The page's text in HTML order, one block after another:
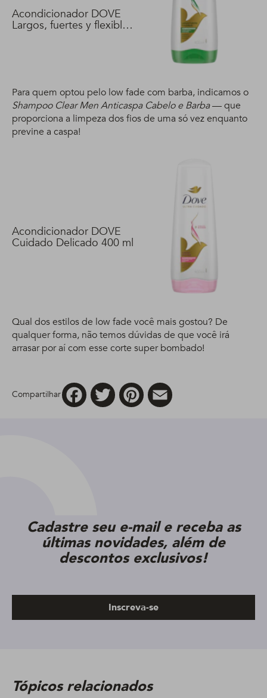
Acondicionador DOVE
Largos, fuertes y flexibles
Para quem optou pelo low fade com barba, indicamos o
Shampoo Clear Men Anticaspa Cabelo e Barba— que
proporciona a limpeza dos fios de uma só vez enquanto
previne a caspa!
Acondicionador DOVE
Cuidado Delicado 400 ml
Qual dos estilos de low fade você mais gostou? De
qualquer forma, não temos dúvidas de que você irá
arrasar por aí com esse corte super bombado!
Compartilhar
FacebookTwitter Pinterest
Cadastre seu e-mail e receba as
últimas novidades, além de
descontos exclusivos!
Inscreva-se
Tópicos relacionados